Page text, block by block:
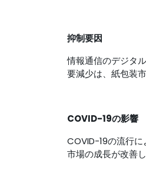
抑制要因
情報通信のデジタ
要減少は、紙包装
COVID-19の影響
COVID-19の流行に
市場の成長が改善し